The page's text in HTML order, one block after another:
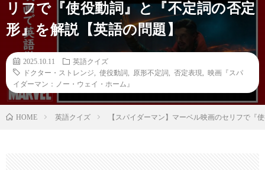
リフで『使役動詞』と『不定詞の否定
形』を解説【英語の問題】
2025.10.11
英語クイズ
ドクター・ストレンジ
使役動詞 原形不定詞 否定表現
映画『スパ
イダーマン：ノー・ウェイ・ホーム』
HOME 英語クイズ 【スパイダーマン】マーベル映画のセリフで『